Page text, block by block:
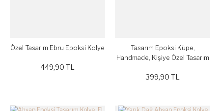
Özel Tasarım Ebru Epoksi Kolye
449,90 TL
Tasarım Epoksi Küpe,
Handmade, Kişiye Özel Tasarım
399,90 TL